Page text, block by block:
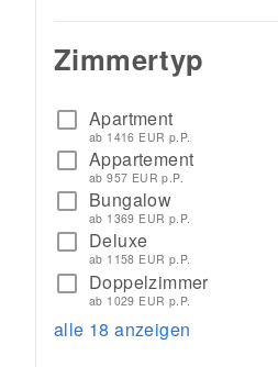
Zimmertyp
check_box_outline_blank Apartment
ab 1416 EUR p.P.
check_box_outline_blank Appartement
ab 957 EUR p.P.
check_box_outline_blank Bungalow
ab 1369 EUR p.P.
check_box_outline_blank Deluxe
ab 1158 EUR p.P.
check_box_outline_blank Doppelzimmer
ab 1029 EUR p.P.
alle 18 anzeigen